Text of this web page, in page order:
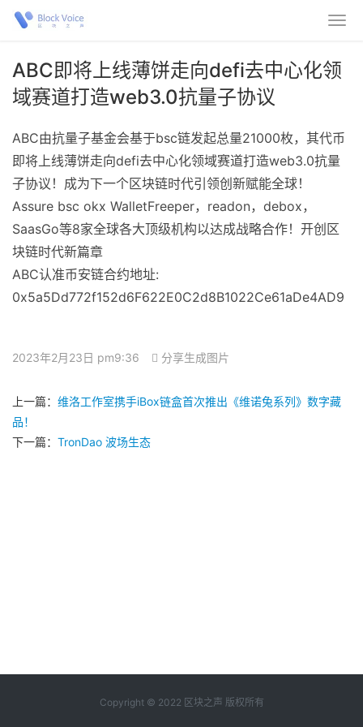
ABC即将上线薄饼走向defi去中心化领
域赛道打造web3.0抗量子协议
ABC由抗量子基金会基于bsc链发起总量21000枚，其代币
即将上线薄饼走向defi去中心化领域赛道打造web3.0抗量
子协议！成为下一个区块链时代引领创新赋能全球！
Assure bsc okx WalletFreeper，readon，debox，
SaasGo等8家全球各大顶级机构以达成战略合作！开创区
块链时代新篇章
ABC认准币安链合约地址:
0x5a5Dd772f152d6F622E0C2d8B1022Ce61aDe4AD9
2023年2月23日 pm9:36 分享生成图片
上一篇： 维洛工作室携手iBox链盒首次推出《维诺兔系列》数字藏
品！
下一篇： TronDao 波场生态
Copyright © 2022 区块之声 版权所有